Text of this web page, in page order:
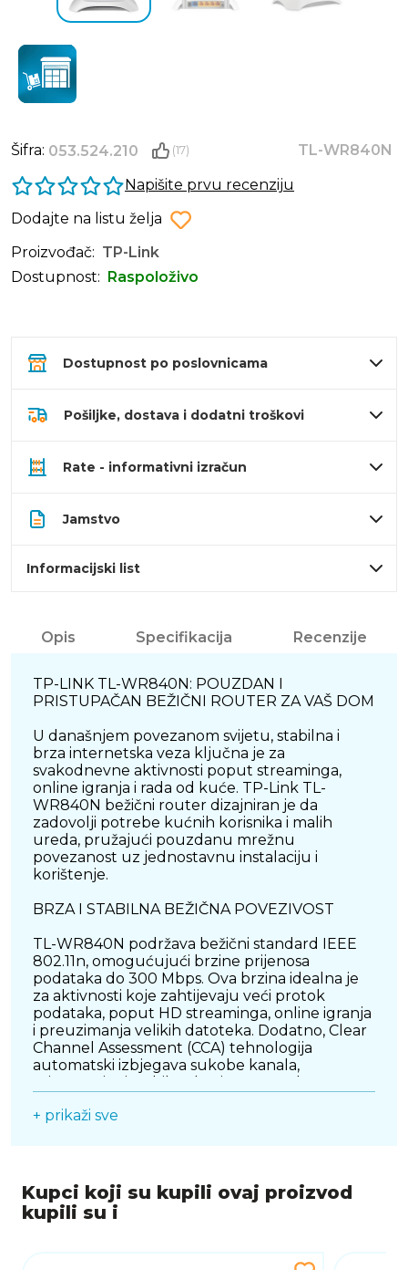
Šifra: 053.524.210 (17)
TL-WR840N
Napišite prvu recenziju
Dodajte na listu želja
Proizvođač: TP-Link
Dostupnost:
Raspoloživo
Dostupnost po poslovnicama
Pošiljke, dostava i dodatni troškovi
Rate - informativni izračun
Jamstvo
Informacijski list
Opis Specifikacija Recenzije
TP-LINK TL-WR840N: POUZDAN I
PRISTUPAČAN BEŽIČNI ROUTER ZA VAŠ DOM
U današnjem povezanom svijetu, stabilna i
brza internetska veza ključna je za
svakodnevne aktivnosti poput streaminga,
online igranja i rada od kuće. TP-Link TL-
WR840N bežični router dizajniran je da
zadovolji potrebe kućnih korisnika i malih
ureda, pružajući pouzdanu mrežnu
povezanost uz jednostavnu instalaciju i
korištenje.
BRZA I STABILNA BEŽIČNA POVEZIVOST
TL-WR840N podržava bežični standard IEEE
802.11n, omogućujući brzine prijenosa
podataka do 300 Mbps. Ova brzina idealna je
za aktivnosti koje zahtijevaju veći protok
podataka, poput HD streaminga, online igranja
i preuzimanja velikih datoteka. Dodatno, Clear
Channel Assessment (CCA) tehnologija
automatski izbjegava sukobe kanala,
Ovaj router nudi četiri različita načina rada
kako bi zadovoljio raznolike mrežne potrebe:
+ prikaži sve
Kupci koji su kupili ovaj proizvod
kupili su i